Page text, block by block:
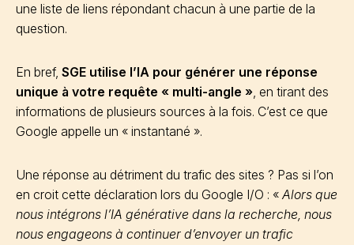
une liste de liens répondant chacun à une partie de la
question.
En bref, SGE utilise l’IA pour générer une réponse
unique à votre requête « multi-angle », en tirant des
informations de plusieurs sources à la fois. C’est ce que
Google appelle un « instantané ».
Une réponse au détriment du trafic des sites ? Pas si l’on
en croit cette déclaration lors du Google I/O : «Alors que
nous intégrons l’IA générative dans la recherche, nous
nous engageons à continuer d’envoyer un trafic